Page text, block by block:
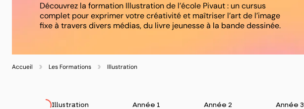
Découvrez la formation Illustration de l’école Pivaut : un cursus
complet pour exprimer votre créativité et maîtriser l’art de l’image
fixe à travers divers médias, du livre jeunesse à la bande dessinée.
Accueil Les Formations Illustration
Illustration Année 1 Année 2 Année 3